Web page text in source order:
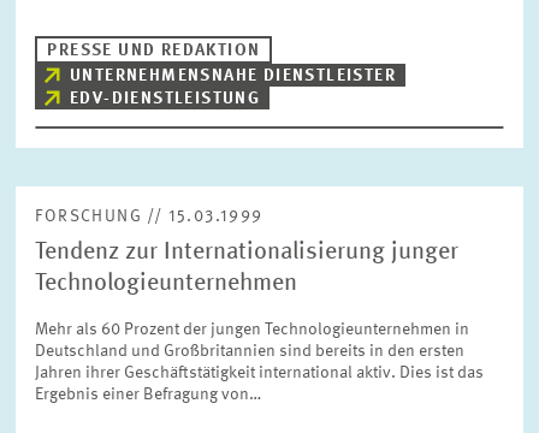
PRESSE UND REDAKTION
UNTERNEHMENSNAHE DIENSTLEISTER
EDV-DIENSTLEISTUNG
FORSCHUNG // 15.03.1999
Tendenz zur Internationalisierung junger
Technologieunternehmen
Mehr als 60 Prozent der jungen Technologieunternehmen in
Deutschland und Großbritannien sind bereits in den ersten
Jahren ihrer Geschäftstätigkeit international aktiv. Dies ist das
Ergebnis einer Befragung von…